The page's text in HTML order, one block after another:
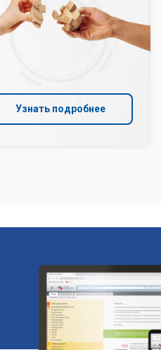
Узнать подробнее